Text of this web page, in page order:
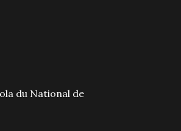
du National de